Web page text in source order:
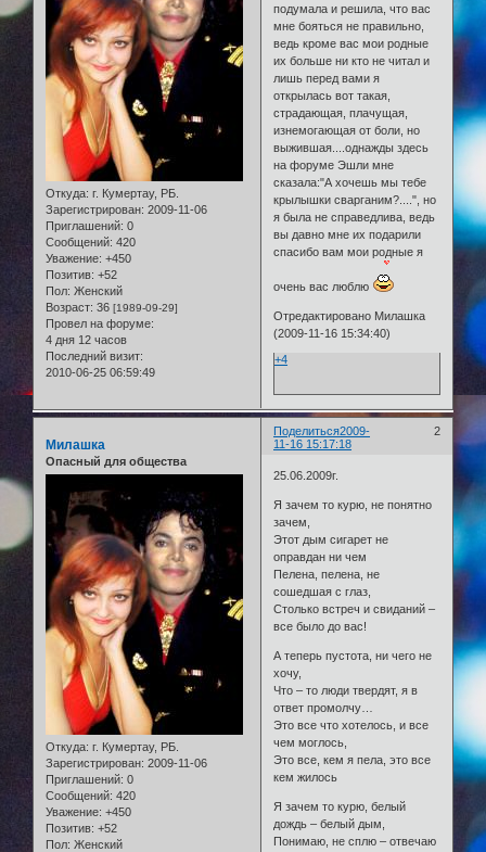
Откуда: г. Кумертау, РБ.
Зарегистрирован: 2009-11-06
Приглашений: 0
Сообщений: 420
Уважение: +450
Позитив: +52
Пол: Женский
Возраст: 36 [1989-09-29]
Провел на форуме:
4 дня 12 часов
Последний визит:
2010-06-25 06:59:49
подумала и решила, что вас
мне бояться не правильно,
ведь кроме вас мои родные
их больше ни кто не читал и
лишь перед вами я
открылась вот такая,
страдающая, плачущая,
изнемогающая от боли, но
выжившая....однажды здесь
на форуме Эшли мне
сказала:"А хочешь мы тебе
крылышки сварганим?....", но
я была не справедлива, ведь
вы давно мне их подарили
спасибо вам мои родные я
очень вас люблю
Отредактировано Милашка
(2009-11-16 15:34:40)
+4
Поделиться 2
2009-
11-16 15:17:18
Милашка
Опасный для общества
Откуда: г. Кумертау, РБ.
Зарегистрирован: 2009-11-06
Приглашений: 0
Сообщений: 420
Уважение: +450
Позитив: +52
Пол: Женский
25.06.2009г.
Я зачем то курю, не понятно
зачем,
Этот дым сигарет не
оправдан ни чем
Пелена, пелена, не
сошедшая с глаз,
Столько встреч и свиданий –
все было до вас!
А теперь пустота, ни чего не
хочу,
Что – то люди твердят, я в
ответ промолчу…
Это все что хотелось, и все
чем моглось,
Это все, кем я пела, это все
кем жилось
Я зачем то курю, белый
дождь – белый дым,
Понимаю, не сплю – отвечаю